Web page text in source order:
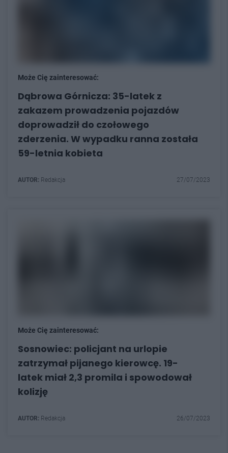
Może Cię zainteresować:
Dąbrowa Górnicza: 35-latek z
zakazem prowadzenia pojazdów
doprowadził do czołowego
zderzenia. W wypadku ranna została
59-letnia kobieta
AUTOR: Redakcja 27/07/2023
Może Cię zainteresować:
Sosnowiec: policjant na urlopie
zatrzymał pijanego kierowcę. 19-
latek miał 2,3 promila i spowodował
kolizję
AUTOR: Redakcja 26/07/2023